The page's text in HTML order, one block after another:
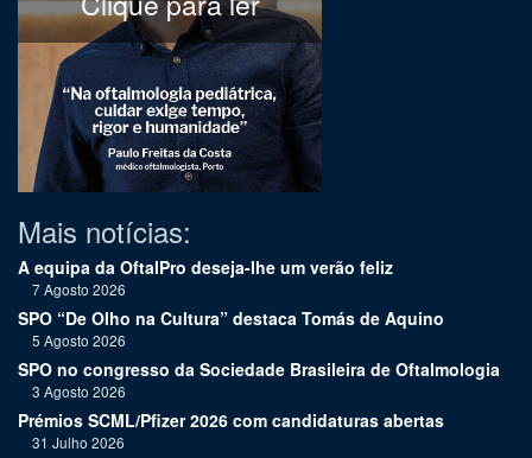
Mais notícias:
A equipa da OftalPro deseja-lhe um verão feliz
7 Agosto 2026
SPO “De Olho na Cultura” destaca Tomás de Aquino
5 Agosto 2026
SPO no congresso da Sociedade Brasileira de Oftalmologia
3 Agosto 2026
Prémios SCML/Pfizer 2026 com candidaturas abertas
31 Julho 2026